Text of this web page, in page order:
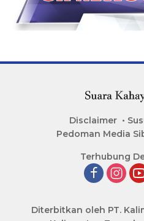
Disclaimer
Pedoman Media
Terhubung
Diterbitkan oleh PT.